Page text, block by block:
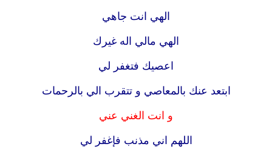
الهي انت جاهي
الهي مالي اله غيرك
اعصيك فتغفر لي
ابتعد عنك بالمعاصي و تتقرب الي بالرحمات
و انت الغني عني
اللهم اني مذنب فإغفر لي